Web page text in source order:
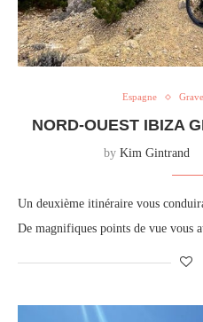
Espagne
NORD-OUEST IBIZA
by Kim Gintrand
Un deuxième itinéraire vous
De magnifiques points de vue vous